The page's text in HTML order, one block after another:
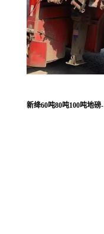
新绛60吨80吨100吨地磅